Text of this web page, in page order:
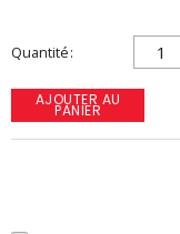
Quantité
AJOUTER AU
PANIER